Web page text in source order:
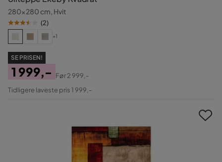
280x280 cm, Hvit
(2)
+1
SE PRISEN!
Pris
1 999,-
Original
Før2 999,-
Tidligere laveste pris 1 999,-